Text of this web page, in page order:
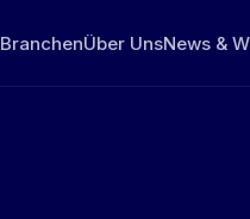
BranchenÜber UnsNews &